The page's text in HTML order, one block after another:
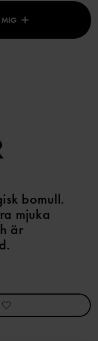
MIG
bomull.
mjuka
är